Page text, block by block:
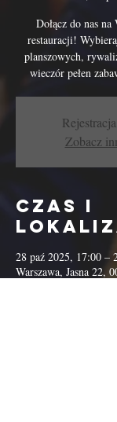
Dołącz do nas
restauracji!
planszowych,
wieczór pełen
Zobacz
Czas i
28 paź 2025, 17:00 –
Warszawa, Jasna 22,